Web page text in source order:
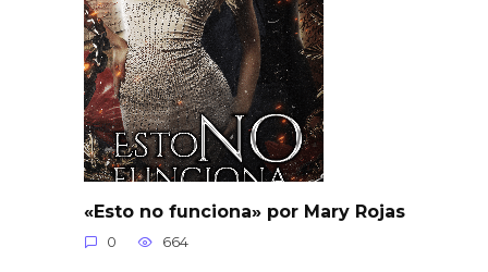
«Esto no funciona» por Mary Rojas
0 664